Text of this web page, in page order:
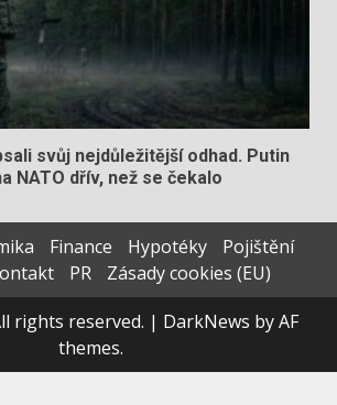
svůj nejdůležitější odhad. Putin
NATO dřív, než se čekalo
Finance Hypotéky
Pojištění
PR
Zásady cookies (EU)
rights reserved. | DarkNews by AF
themes.